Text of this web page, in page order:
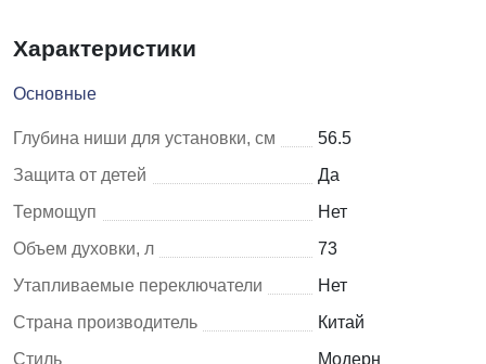
Характеристики
Основные
Глубина ниши для установки, см
56.5
Защита от детей
Да
Термощуп
Нет
Объем духовки, л
73
Утапливаемые переключатели
Нет
Страна производитель
Китай
Стиль
Модерн